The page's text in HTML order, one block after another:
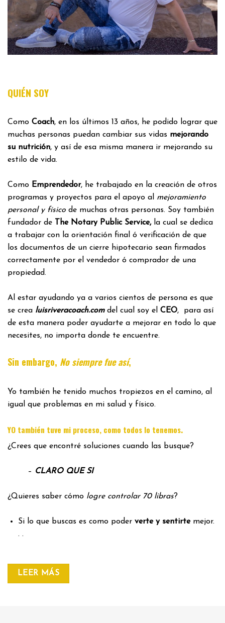
QUIÉN SOY
Como Coach, en los últimos 13 años, he podido lograr que
muchas personas puedan cambiar sus vidas mejorando
su nutrición, y así de esa misma manera ir mejorando su
estilo de vida.
Como Emprendedor, he trabajado en la creación de otros
programas y proyectos para el apoyo al mejoramiento
personal y físico de muchas otras personas. Soy también
fundador de
The Notary Public Service,la cual se dedica
a trabajar con la orientación final ó verificación de que
los documentos de un cierre hipotecario sean firmados
correctamente por el vendedor ó comprador de una
propiedad.
Al estar ayudando ya a varios cientos de persona es que
se crea luisriveracoach.comdel cual soy el CEO, para así
de esta manera poder ayudarte a mejorar en todo lo que
necesites, no importa donde te encuentre.
Sin embargo, No siempre fue así,
Yo también he tenido muchos tropiezos en el camino, al
igual que problemas en mi salud y físico.
YO también tuve mi proceso, como todos lo tenemos.
¿Crees que encontré soluciones cuando las busque?
– CLARO QUE SI
¿Quieres saber cómo logre controlar 70 libras?
Si lo que buscas es como poder verte y sentirtemejor.
. .
LEER MÁS